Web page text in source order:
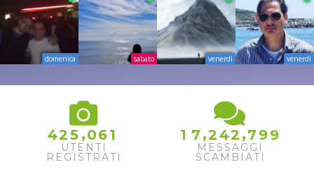
domenica sabato venerdì venerdì
425 ,061
UTENTI
REGISTRATI
1 7 ,242 ,7 99
MESSAGGI
SCAMBIATI